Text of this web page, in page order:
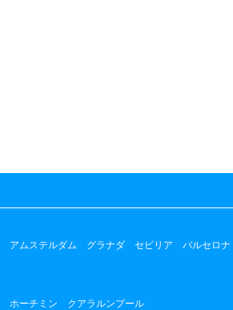
アムステルダム グラナダ セビリア
バルセロナ
ホーチミン クアラルンプール